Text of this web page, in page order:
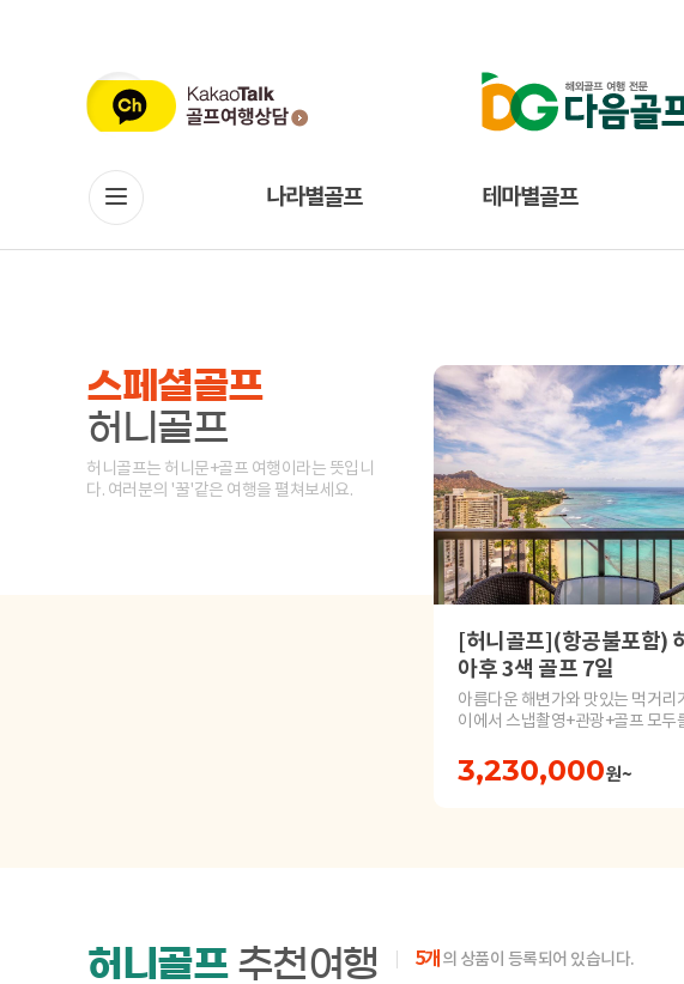
나라별골프 테마별골프
스페셜골프
허니골프
허니골프는 허니문+골프 여행이라는 뜻입니
다. 여러분의 '꿀'같은 여행을 펼쳐보세요.
[허니골프](항공불포함)
아후 3색 골프 7일
아름다운 해변가와 맛있는 먹거리
이에서 스냅촬영+관광+골프 모두
3,230,000원~
허니골프추천여행 5개 의 상품이 등록되어 있습니다.